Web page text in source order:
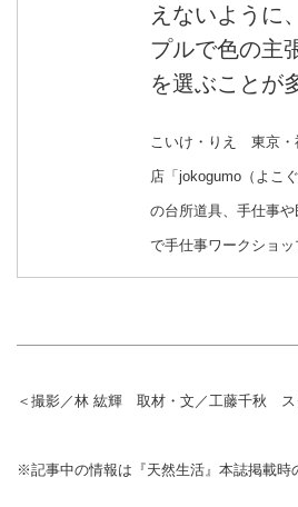
えないように
プルで色の主
を選ぶことが
こいけ・りえ 東京・
店「jokogumo（よこ
の台所道具、手仕事
で手仕事ワークショッ
＜撮影／林 紘輝 取材・文／工藤千秋 ス
※記事中の情報は『天然生活』本誌掲載時